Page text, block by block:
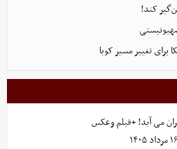
کند!
برای تغییر مسیر کوبا
می آید! +فیلم وعکس